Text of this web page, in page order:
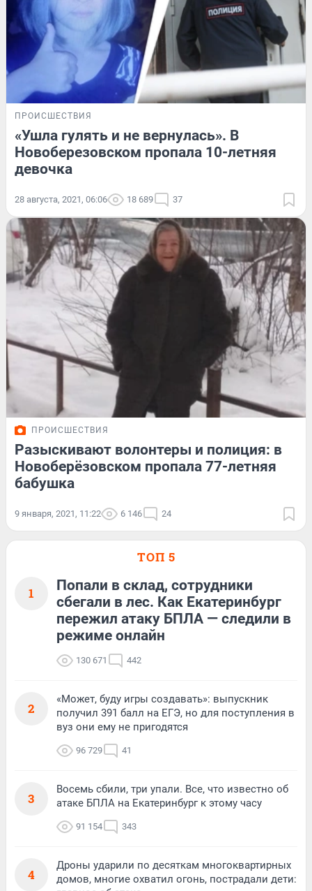
ПРОИСШЕСТВИЯ
«Ушла гулять и не вернулась». В
Новоберезовском пропала 10-летняя
девочка
28 августа, 2021, 06:06 18 689 37
ПРОИСШЕСТВИЯ
Разыскивают волонтеры и полиция: в
Новоберёзовском пропала 77-летняя
бабушка
9 января, 2021, 11:22 6 146 24
ТОП 5
1
Попали в склад, сотрудники
сбегали в лес. Как Екатеринбург
пережил атаку БПЛА — следили в
режиме онлайн
130 671 442
2
«Может, буду игры создавать»: выпускник
получил 391 балл на ЕГЭ, но для поступления в
вуз они ему не пригодятся
96 729 41
3
Восемь сбили, три упали. Все, что известно об
атаке БПЛА на Екатеринбург к этому часу
91 154 343
4
Дроны ударили по десяткам многоквартирных
домов, многие охватил огонь, пострадали дети: